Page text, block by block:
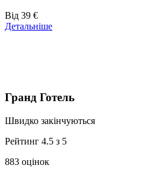
Ціни
від
Від 39 €
Детальніше
Гранд Готель
Швидко закінчуються
Рейтинг 4.5 з 5
883 оцінок